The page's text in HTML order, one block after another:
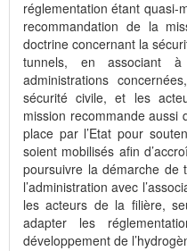
réglementation étant quasi-
recommandation de la
doctrine concernant la
tunnels, en associant
administrations
sécurité civile, et les
mission recommande aussi
place par l’Etat pour
soient mobilisés afin
poursuivre la démarche de
l’administration avec
les acteurs de la filière,
adapter les
développement de